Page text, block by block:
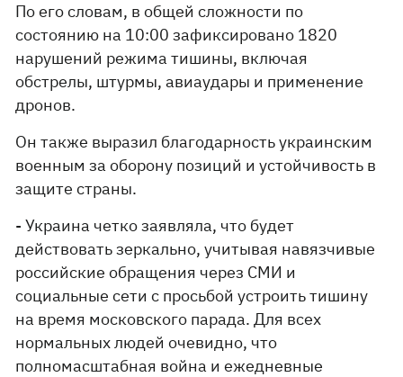
По его словам, в общей сложности по
состоянию на 10:00 зафиксировано 1820
нарушений режима тишины, включая
обстрелы, штурмы, авиаудары и применение
дронов.
Он также выразил благодарность украинским
военным за оборону позиций и устойчивость в
защите страны.
- Украина четко заявляла, что будет
действовать зеркально, учитывая навязчивые
российские обращения через СМИ и
социальные сети с просьбой устроить тишину
на время московского парада. Для всех
нормальных людей очевидно, что
полномасштабная война и ежедневные